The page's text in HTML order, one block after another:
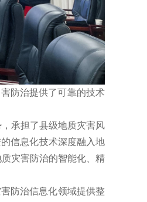
防治提供了可靠的技术
承担了县级地质灾害风
信息化技术深度融入地
灾害防治的智能化、精
防治信息化领域提供整